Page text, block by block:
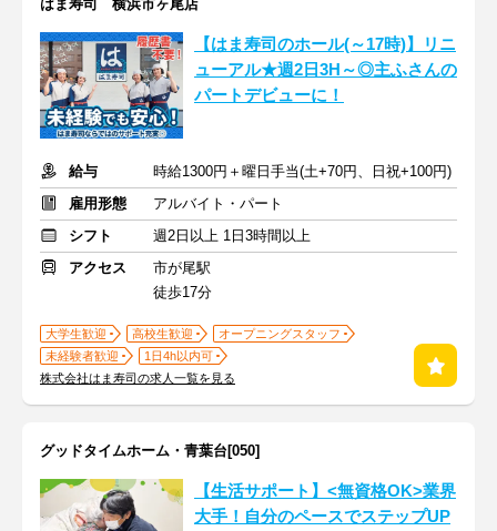
はま寿司 横浜市ヶ尾店
【はま寿司のホール(～17時)】リニ
ューアル★週2日3H～◎主ふさんの
パートデビューに！
給与
時給1300円＋曜日手当(土+70円、日祝+100円)
雇用形態
アルバイト・パート
シフト
週2日以上 1日3時間以上
アクセス
市が尾駅
徒歩17分
大学生歓迎 高校生歓迎
オープニングスタッフ
未経験者歓迎
1日4h以内可
株式会社はま寿司の求人一覧を見る
グッドタイムホーム・青葉台[050]
【生活サポート】<無資格OK>業界
大手！自分のペースでステップUP